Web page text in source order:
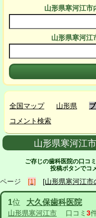
山形県寒河江市
山形県寒河江
全国マップ 山形県
コメント検索
山形県寒河江
ご存じの歯科医院の口コ
投稿ボタンでコ
ページ [1] [山形県寒河江市
1位 大久保歯科医院
山形県寒河江市 口コミ 3